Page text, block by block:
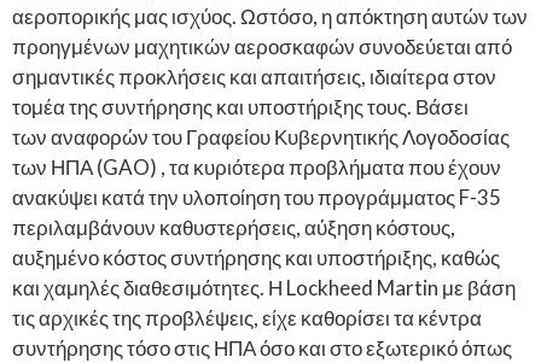
αεροπορικής μας ισχύος. Ωστόσο, η απόκτηση αυτών των
προηγμένων μαχητικών αεροσκαφών συνοδεύεται από
σημαντικές προκλήσεις και απαιτήσεις, ιδιαίτερα στον
τομέα της συντήρησης και υποστήριξης τους. Βάσει
των αναφορών του Γραφείου Κυβερνητικής Λογοδοσίας
των ΗΠΑ (GAO) , τα κυριότερα προβλήματα που έχουν
ανακύψει κατά την υλοποίηση του προγράμματος F-35
περιλαμβάνουν καθυστερήσεις, αύξηση κόστους,
αυξημένο κόστος συντήρησης και υποστήριξης, καθώς
και χαμηλές διαθεσιμότητες. Η Lockheed Martin με βάση
τις αρχικές της προβλέψεις, είχε καθορίσει τα κέντρα
συντήρησης τόσο στις ΗΠΑ όσο και στο εξωτερικό όπως